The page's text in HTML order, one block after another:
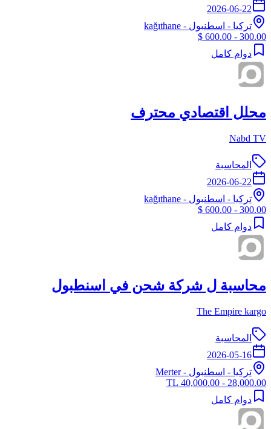
2026-06-22
تركيا - اسطنبول - kağıthane
300.00 - 600.00 $
دوام كامل
محلل اقتصادي محترف
Nabd TV
المحاسبة
2026-06-22
تركيا - اسطنبول - kağıthane
300.00 - 600.00 $
دوام كامل
محاسبة ل شركة شحن في اسنطبول
The Empire kargo
المحاسبة
2026-05-16
تركيا - اسطنبول - Merter
28,000.00 - 40,000.00 TL
دوام كامل